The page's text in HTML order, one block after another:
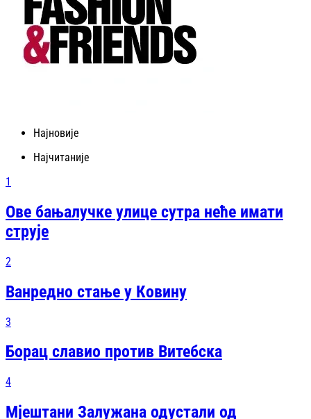
Најновије
Најчитаније
1
Ове бањалучке улице сутра неће имати
струје
2
Ванредно стање у Ковину
3
Борац славио против Витебска
4
Мјештани Залужана одустали од